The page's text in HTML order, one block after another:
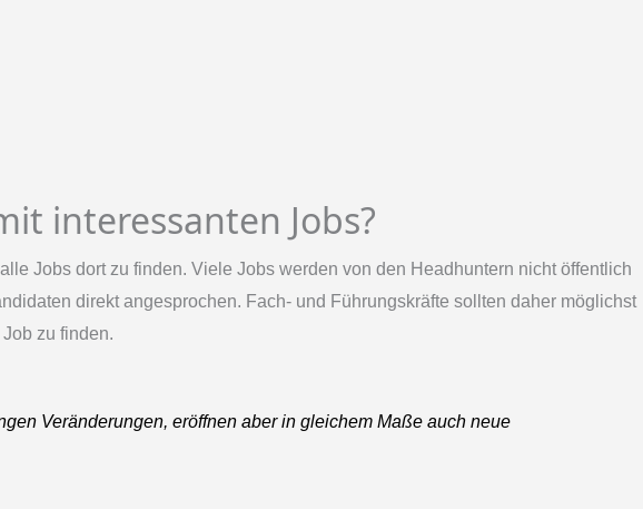
interessanten Jobs?
Jobs dort zu finden. Viele Jobs werden von den Headhuntern nicht öffentlich
direkt angesprochen. Fach- und Führungskräfte sollten daher möglichst
zu finden.
Veränderungen, eröffnen aber in gleichem Maße auch neue